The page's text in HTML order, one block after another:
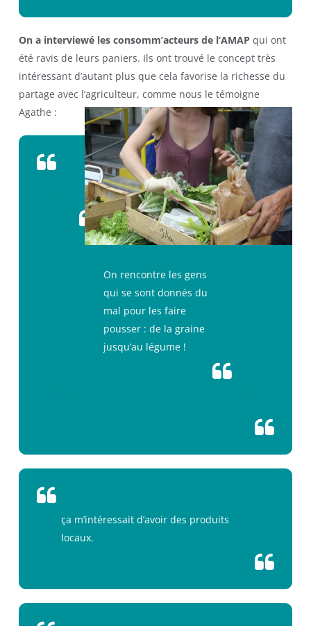
On a interviewé les consomm’acteurs de l’AMAP qui ont
été ravis de leurs paniers. Ils ont trouvé le concept très
intéressant d’autant plus que cela favorise la richesse du
partage avec l’agriculteur, comme nous le témoigne
Agathe :
On rencontre les gens
qui se sont donnés du
mal pour les faire
pousser : de la graine
jusqu’au légume !
ça m’intéressait d’avoir des produits
locaux.